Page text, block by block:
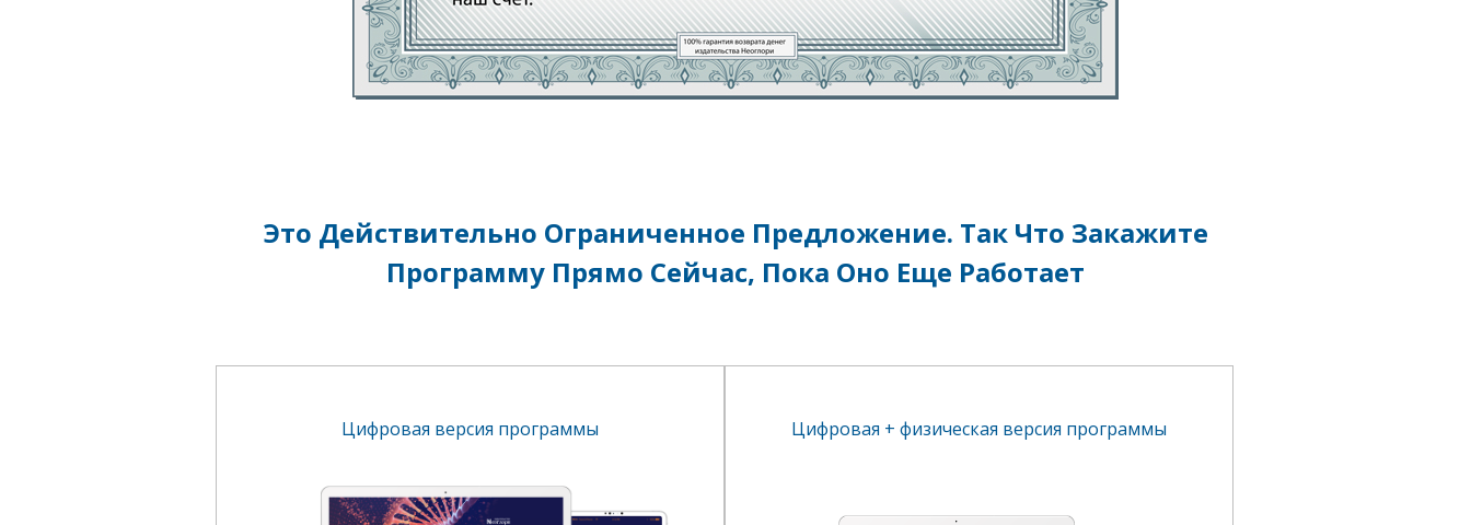
Это Действительно Ограниченное Предложение. Так Что Закажите
Программу Прямо Сейчас, Пока Оно Еще Работает
Цифровая версия программы Цифровая + физическая версия программы